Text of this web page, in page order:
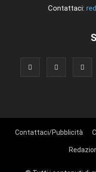
Contattaci:
Contattaci/Pubblicità